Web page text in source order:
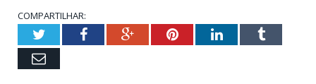
COMPARTILHAR:
TwitterFacebookGoogle+PinterestLinkedInTumblr
Email